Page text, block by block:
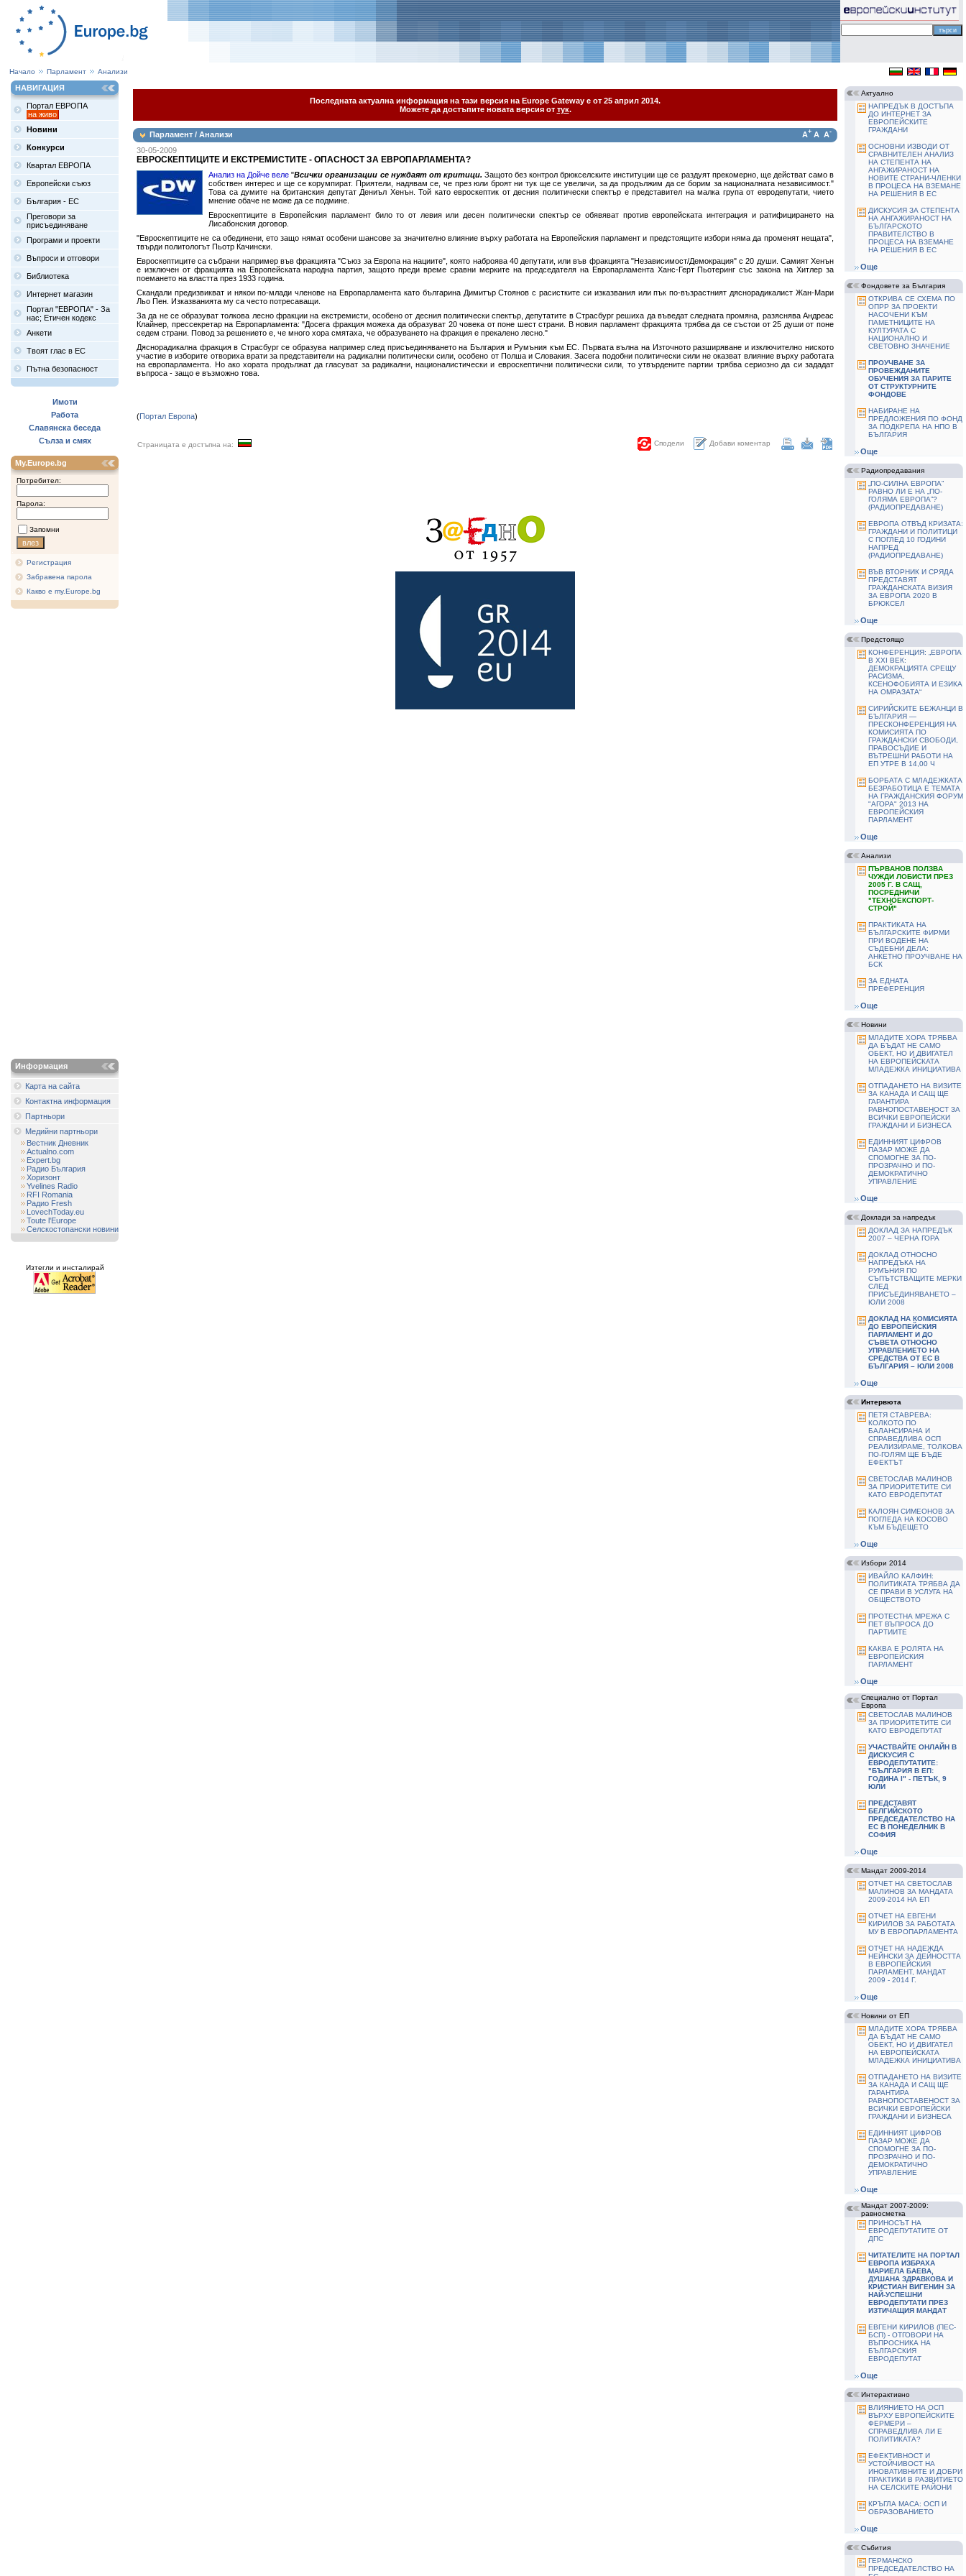
Начало Парламент Анализи
НАВИГАЦИЯ
Портал ЕВРОПА
на живо
Новини
Конкурси
Квартал ЕВРОПА
Европейски съюз
България - ЕС
Преговори за
присъединяване
Програми и проекти
Въпроси и отговори
Библиотека
Интернет магазин
Портал "ЕВРОПА" - За
нас; Етичен кодекс
Анкети
Твоят глас в ЕС
Пътна безопасност
Имоти
Работа
Славянска беседа
Сълза и смях
My.Europe.bg
Потребител:
Парола:
Запомни
Регистрация
Забравена парола
Какво е my.Europe.bg
Информация
Карта на сайта
Контактна информация
Партньори
Медийни партньори
Вестник Дневник
Actualno.com
Expert.bg
Радио България
Хоризонт
Yvelines Radio
RFI Romania
Радио Fresh
LovechToday.eu
Toute l'Europe
Селскостопански новини
Изтегли и инсталирай
Последната актуална информация на тази версия на Europe Gateway е от 25 април 2014.
Можете да достъпите новата версия от тук.
Парламент / Анализи A+ A A-
30-05-2009
ЕВРОСКЕПТИЦИТЕ И ЕКСТРЕМИСТИТЕ - ОПАСНОСТ ЗА ЕВРОПАРЛАМЕНТА?
Анализ на Дойче веле "Всички организации се нуждаят от критици. Защото без контрол брюкселските институции ще се раздуят прекомерно, ще действат само в
собствен интерес и ще се корумпират. Приятели, надявам се, че през юли броят ни тук ще се увеличи, за да продължим да се борим за националната независимост."
Това са думите на британския депутат Дениъл Хенън. Той като евроскептик от дeсния политически спектър е представител на малка група от евродепутати, чието
мнение обаче не може да се подмине.
Евроскептиците в Европейския парламент било то от левия или десен политически спектър се обявяват против европейската интеграция и ратифицирането на
Лисабонския договор.
"Евроскептиците не са обединени, ето защо нямат особени шансове за значително влияние върху работата на Европейския парламент и предстоящите избори няма да променят нещата",
твърди политологът Пьотр Качински.
Евроскептиците са събрани например във фракцията "Съюз за Европа на нациите", която наброява 40 депутати, или във фракцията "Независимост/Демокрация" с 20 души. Самият Хенън
е изключен от фракцията на Европейската народна партия, защото преди време сравни мерките на председателя на Европарламента Ханс-Герт Пьотеринг със закона на Хитлер за
поемането на властта през 1933 година.
Скандали предизвикват и някои по-млади членове на Европарламента като българина Димитър Стоянов с расистките си изказвания или пък по-възрастният дяснорадикалист Жан-Мари
Льо Пен. Изказванията му са често потресаващи.
За да не се образуват толкова лесно фракции на екстремисти, особено от десния политически спектър, депутатите в Страсбург решиха да въведат следната промяна, разяснява Андреас
Клайнер, прессекретар на Европарламента: "Досега фракция можеха да образуват 20 човека от поне шест страни. В новия парламент фракцията трябва да се състои от 25 души от поне
седем страни. Повод за решението е, че много хора смятаха, че образуването на фракция е прекалено лесно."
Дяснорадикална фракция в Страсбург се образува например след присъединяването на България и Румъния към ЕС. Първата вълна на Източното разширяване и изключително ниското
участие в изборите отвориха врати за представители на радикални политически сили, особено от Полша и Словакия. Засега подобни политически сили не оказват влияние върху работата
на европарламента. Но ако хората продължат да гласуват за радикални, националистически и евроскептични политически сили, то утвърдените партии трябва сериозно да си зададат
въпроса - защо е възможно това.
(Портал Европа)
Страницата е достъпна на: Сподели Добави коментар
Актуално
НАПРЕДЪК В ДОСТЪПА
ДО ИНТЕРНЕТ ЗА
ЕВРОПЕЙСКИТЕ
ГРАЖДАНИ
ОСНОВНИ ИЗВОДИ ОТ
СРАВНИТЕЛЕН АНАЛИЗ
НА СТЕПЕНТА НА
АНГАЖИРАНОСТ НА
НОВИТЕ СТРАНИ-ЧЛЕНКИ
В ПРОЦЕСА НА ВЗЕМАНЕ
НА РЕШЕНИЯ В ЕС
ДИСКУСИЯ ЗА СТЕПЕНТА
НА АНГАЖИРАНОСТ НА
БЪЛГАРСКОТО
ПРАВИТЕЛСТВО В
ПРОЦЕСА НА ВЗЕМАНЕ
НА РЕШЕНИЯ В ЕС
Още
Фондовете за България
ОТКРИВА СЕ СХЕМА ПО
ОПРР ЗА ПРОЕКТИ
НАСОЧЕНИ КЪМ
ПАМЕТНИЦИТЕ НА
КУЛТУРАТА С
НАЦИОНАЛНО И
СВЕТОВНО ЗНАЧЕНИЕ
ПРОУЧВАНЕ ЗА
ПРОВЕЖДАНИТЕ
ОБУЧЕНИЯ ЗА ПАРИТЕ
ОТ СТРУКТУРНИТЕ
ФОНДОВЕ
HАБИРАНЕ НА
ПРЕДЛОЖЕНИЯ ПО ФОНД
ЗА ПОДКРЕПА НА НПО В
БЪЛГАРИЯ
Още
Радиопредавания
„ПО-СИЛНА ЕВРОПА”
РАВНО ЛИ Е НА „ПО-
ГОЛЯМА ЕВРОПА”?
(РАДИОПРЕДАВАНЕ)
ЕВРОПА ОТВЪД КРИЗАТА:
ГРАЖДАНИ И ПОЛИТИЦИ
С ПОГЛЕД 10 ГОДИНИ
НАПРЕД
(РАДИОПРЕДАВАНЕ)
ВЪВ ВТОРНИК И СРЯДА
ПРЕДСТАВЯТ
ГРАЖДАНСКАТА ВИЗИЯ
ЗА ЕВРОПА 2020 В
БРЮКСЕЛ
Още
Предстоящо
КОНФЕРЕНЦИЯ: „ЕВРОПА
В ХХІ ВЕК:
ДЕМОКРАЦИЯТА СРЕЩУ
РАСИЗМА,
КСЕНОФОБИЯТА И ЕЗИКА
НА ОМРАЗАТА“
СИРИЙСКИТЕ БЕЖАНЦИ В
БЪЛГАРИЯ —
ПРЕСКОНФЕРЕНЦИЯ НА
КОМИСИЯТА ПО
ГРАЖДАНСКИ СВОБОДИ,
ПРАВОСЪДИЕ И
ВЪТРЕШНИ РАБОТИ НА
ЕП УТРЕ В 14,00 Ч
БОРБАТА С МЛАДЕЖКАТА
БЕЗРАБОТИЦА Е ТЕМАТА
НА ГРАЖДАНСКИЯ ФОРУМ
"АГОРА" 2013 НА
ЕВРОПЕЙСКИЯ
ПАРЛАМЕНТ
Още
Анализи
ПЪРВАНОВ ПОЛЗВА
ЧУЖДИ ЛОБИСТИ ПРЕЗ
2005 Г. В САЩ,
ПОСРЕДНИЧИ
"TЕХНОЕКСПОРТ-
СТРОЙ"
ПРАКТИКАТА НА
БЪЛГАРСКИТЕ ФИРМИ
ПРИ ВОДЕНЕ НА
СЪДЕБНИ ДЕЛА:
АНКЕТНО ПРОУЧВАНЕ НА
БСК
ЗА ЕДНАТА
ПРЕФЕРЕНЦИЯ
Още
Новини
МЛАДИТЕ ХОРА ТРЯБВА
ДА БЪДАТ НЕ САМО
ОБЕКТ, НО И ДВИГАТЕЛ
НА ЕВРОПЕЙСКАТА
МЛАДЕЖКА ИНИЦИАТИВА
ОТПАДАНЕТО НА ВИЗИТЕ
ЗА КАНАДА И САЩ ЩЕ
ГАРАНТИРА
РАВНОПОСТАВЕНОСТ ЗА
ВСИЧКИ ЕВРОПЕЙСКИ
ГРАЖДАНИ И БИЗНЕСА
ЕДИННИЯТ ЦИФРОВ
ПАЗАР МОЖЕ ДА
СПОМОГНЕ ЗА ПО-
ПРОЗРАЧНО И ПО-
ДЕМОКРАТИЧНО
УПРАВЛЕНИЕ
Още
Доклади за напредък
ДОКЛАД ЗА НАПРЕДЪК
2007 – ЧЕРНА ГОРА
ДОКЛАД ОТНОСНО
НАПРЕДЪКА НА
РУМЪНИЯ ПО
СЪПЪТСТВАЩИТЕ МЕРКИ
СЛЕД
ПРИСЪЕДИНЯВАНЕТО –
ЮЛИ 2008
ДОКЛАД НА КОМИСИЯТА
ДО ЕВРОПЕЙСКИЯ
ПАРЛАМЕНТ И ДО
СЪВЕТА ОТНОСНО
УПРАВЛЕНИЕТО НА
СРЕДСТВА ОТ ЕС В
БЪЛГАРИЯ – ЮЛИ 2008
Още
Интервюта
ПЕТЯ СТАВРЕВА:
КОЛКОТО ПО
БАЛАНСИРАНА И
СПРАВЕДЛИВА ОСП
РЕАЛИЗИРАМЕ, ТОЛКОВА
ПО-ГОЛЯМ ЩЕ БЪДЕ
ЕФЕКТЪТ
СВЕТОСЛАВ МАЛИНОВ
ЗА ПРИОРИТЕТИТЕ СИ
КАТО ЕВРОДЕПУТАТ
КАЛОЯН СИМЕОНОВ ЗА
ПОГЛЕДА НА КОСОВО
КЪМ БЪДЕЩЕТО
Още
Избори 2014
ИВАЙЛО КАЛФИН:
ПОЛИТИКАТА ТРЯБВА ДА
СЕ ПРАВИ В УСЛУГА НА
ОБЩЕСТВОТО
ПРОТЕСТНА МРЕЖА С
ПЕТ ВЪПРОСА ДО
ПАРТИИТЕ
КАКВА Е РОЛЯТА НА
ЕВРОПЕЙСКИЯ
ПАРЛАМЕНТ
Още
Специално от Портал
Европа
СВЕТОСЛАВ МАЛИНОВ
ЗА ПРИОРИТЕТИТЕ СИ
КАТО ЕВРОДЕПУТАТ
УЧАСТВАЙТЕ ОНЛАЙН В
ДИСКУСИЯ С
ЕВРОДЕПУТАТИТЕ:
"БЪЛГАРИЯ В ЕП:
ГОДИНА І" - ПЕТЪК, 9
ЮЛИ
ПРЕДСТАВЯТ
БЕЛГИЙСКОТО
ПРЕДСЕДАТЕЛСТВО НА
ЕС В ПОНЕДЕЛНИК В
СОФИЯ
Още
Мандат 2009-2014
ОТЧЕТ НА СВЕТОСЛАВ
МАЛИНОВ ЗА МАНДАТА
2009-2014 НА ЕП
ОТЧЕТ НА ЕВГЕНИ
КИРИЛОВ ЗА РАБОТАТА
МУ В ЕВРОПАРЛАМЕНТА
ОТЧЕТ НА НАДЕЖДА
НЕЙНСКИ ЗА ДЕЙНОСТТА
В ЕВРОПЕЙСКИЯ
ПАРЛАМЕНТ, МАНДАТ
2009 - 2014 Г.
Още
Новини от ЕП
МЛАДИТЕ ХОРА ТРЯБВА
ДА БЪДАТ НЕ САМО
ОБЕКТ, НО И ДВИГАТЕЛ
НА ЕВРОПЕЙСКАТА
МЛАДЕЖКА ИНИЦИАТИВА
ОТПАДАНЕТО НА ВИЗИТЕ
ЗА КАНАДА И САЩ ЩЕ
ГАРАНТИРА
РАВНОПОСТАВЕНОСТ ЗА
ВСИЧКИ ЕВРОПЕЙСКИ
ГРАЖДАНИ И БИЗНЕСА
ЕДИННИЯТ ЦИФРОВ
ПАЗАР МОЖЕ ДА
СПОМОГНЕ ЗА ПО-
ПРОЗРАЧНО И ПО-
ДЕМОКРАТИЧНО
УПРАВЛЕНИЕ
Още
Мандат 2007-2009:
равносметка
ПРИНОСЪТ НА
ЕВРОДЕПУТАТИТЕ ОТ
ДПС
ЧИТАТЕЛИТЕ НА ПОРТАЛ
ЕВРОПА ИЗБРАХА
МАРИЕЛА БАЕВА,
ДУШАНА ЗДРАВКОВА И
КРИСТИАН ВИГЕНИН ЗА
НАЙ-УСПЕШНИ
ЕВРОДЕПУТАТИ ПРЕЗ
ИЗТИЧАЩИЯ МАНДАТ
ЕВГЕНИ КИРИЛОВ (ПЕС-
БСП) - ОТГОВОРИ НА
ВЪПРОСНИКА НА
БЪЛГАРСКИЯ
ЕВРОДЕПУТАТ
Още
Интерактивно
ВЛИЯНИЕТО НА ОСП
ВЪРХУ ЕВРОПЕЙСКИТЕ
ФЕРМЕРИ –
СПРАВЕДЛИВА ЛИ Е
ПОЛИТИКАТА?
ЕФЕКТИВНОСТ И
УСТОЙЧИВОСТ НА
ИНОВАТИВНИТЕ И ДОБРИ
ПРАКТИКИ В РАЗВИТИЕТО
НА СЕЛСКИТЕ РАЙОНИ
КРЪГЛА МАСА: ОСП И
ОБРАЗОВАНИЕТО
Още
Събития
ГЕРМАНСКО
ПРЕДСЕДАТЕЛСТВО НА